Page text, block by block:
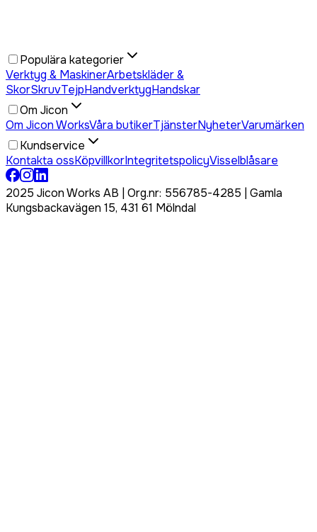
Populära kategorier
Verktyg & MaskinerArbetskläder &
SkorSkruvTejpHandverktygHandskar
Om Jicon
Om Jicon WorksVåra butikerTjänsterNyheterVarumärken
Kundservice
Kontakta ossKöpvillkorIntegritetspolicyVisselblåsare
2025 Jicon Works AB | Org.nr: 556785-4285 | Gamla
Kungsbackavägen 15, 431 61 Mölndal